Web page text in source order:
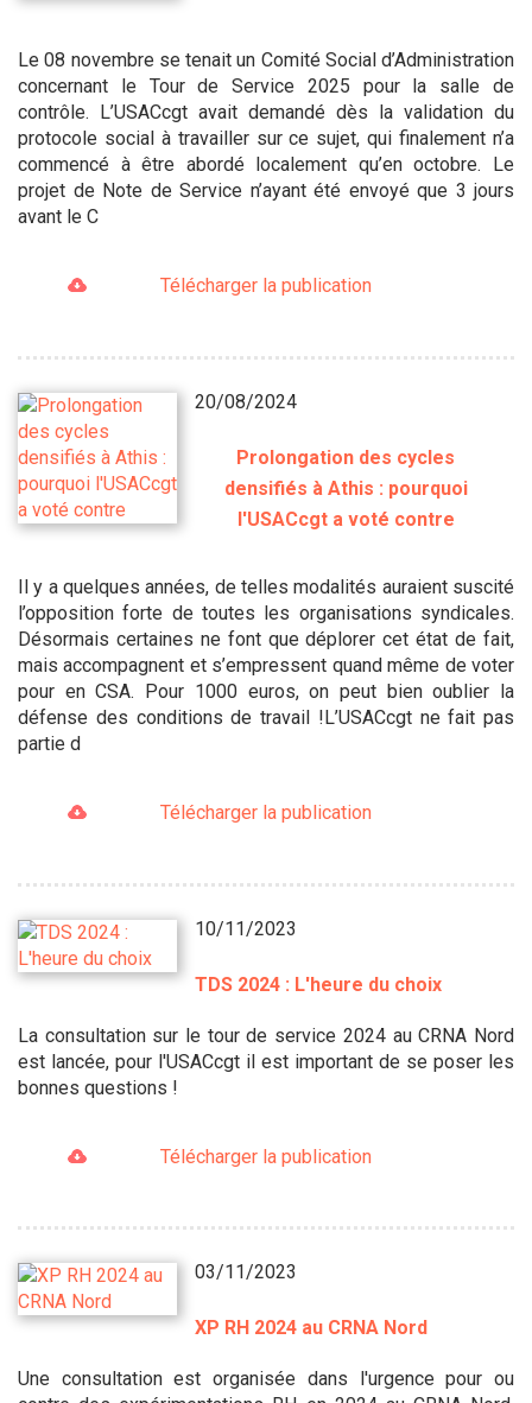
Le 08 novembre se tenait un Comité Social d’Administration
concernant le Tour de Service 2025 pour la salle de
contrôle. L’USACcgt avait demandé dès la validation du
protocole social à travailler sur ce sujet, qui finalement n’a
commencé à être abordé localement qu’en octobre. Le
projet de Note de Service n’ayant été envoyé que 3 jours
avant le C
Télécharger la publication
20/08/2024
Prolongation des cycles
densifiés à Athis : pourquoi
l'USACcgt a voté contre
Il y a quelques années, de telles modalités auraient suscité
l’opposition forte de toutes les organisations syndicales.
Désormais certaines ne font que déplorer cet état de fait,
mais accompagnent et s’empressent quand même de voter
pour en CSA. Pour 1000 euros, on peut bien oublier la
défense des conditions de travail !L’USACcgt ne fait pas
partie d
Télécharger la publication
10/11/2023
TDS 2024 : L'heure du choix
La consultation sur le tour de service 2024 au CRNA Nord
est lancée, pour l'USACcgt il est important de se poser les
bonnes questions !
Télécharger la publication
03/11/2023
XP RH 2024 au CRNA Nord
Une consultation est organisée dans l'urgence pour ou